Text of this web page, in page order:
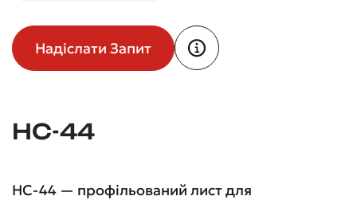
Надіслати Запит
НС-44
НС-44 — профільований лист для